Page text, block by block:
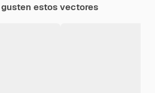
estos vectores